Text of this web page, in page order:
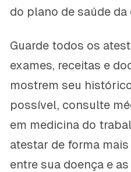
do plano de saúde da
Guarde todos os
exames, receitas e
mostrem seu
possível, consulte
em medicina do
atestar de forma
entre sua doença e